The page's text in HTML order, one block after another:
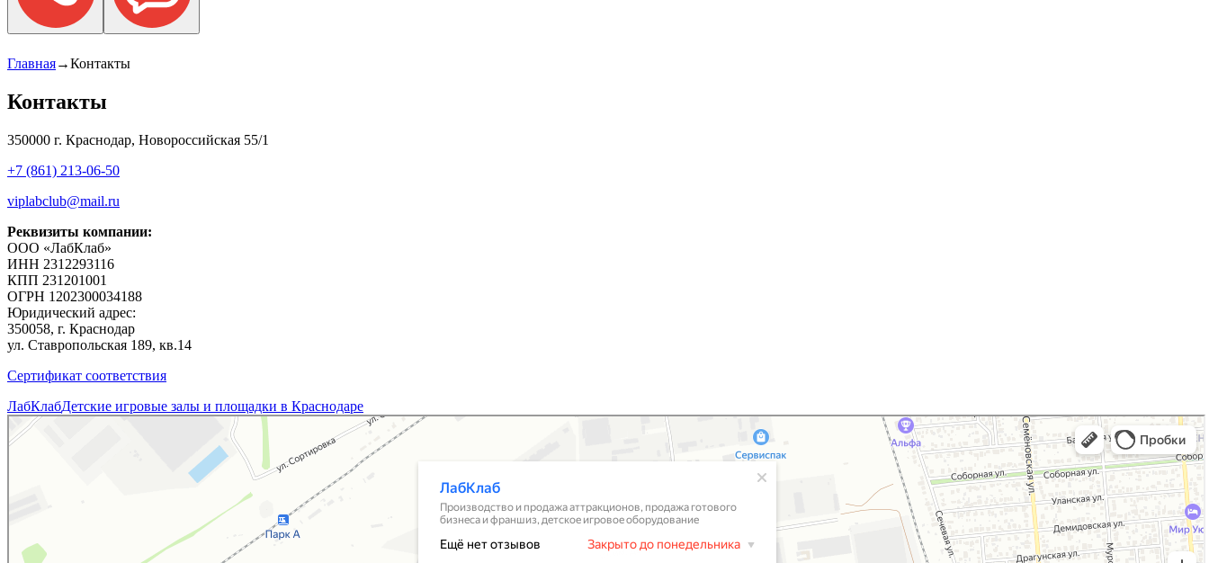
Главная→Контакты
Контакты
350000 г. Краснодар, Новороссийская 55/1
+7 (861) 213-06-50
viplabclub@mail.ru
Реквизиты компании:
ООО «ЛабКлаб»
ИНН 2312293116
КПП 231201001
ОГРН 1202300034188
Юридический адрес:
350058, г. Краснодар
ул. Ставропольская 189, кв.14
Сертификат соответствия
ЛабКлабДетские игровые залы и площадки в Краснодаре